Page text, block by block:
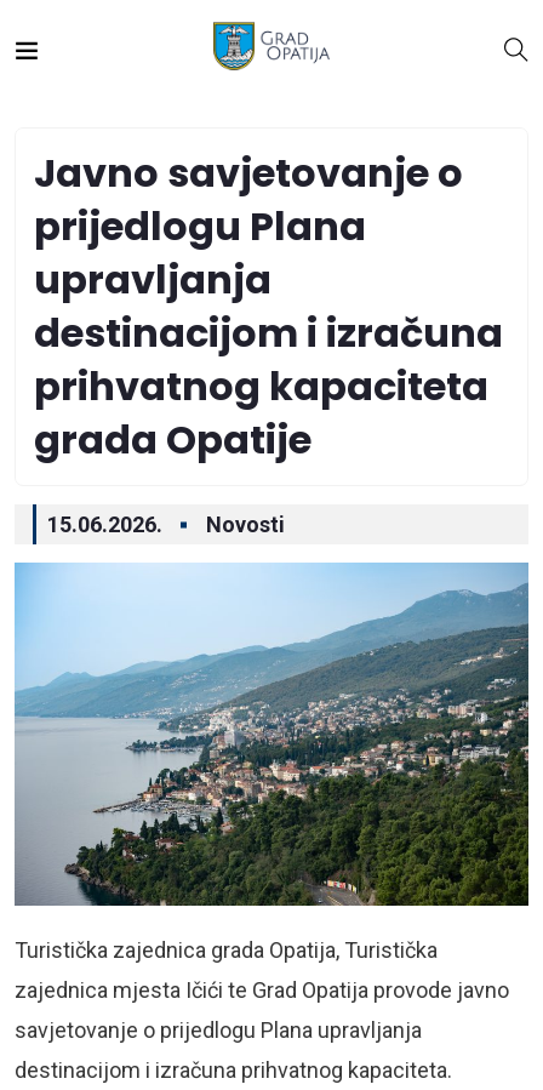
Javno savjetovanje o
prijedlogu Plana
upravljanja
destinacijom i izračuna
prihvatnog kapaciteta
grada Opatije
15.06.2026. Novosti
Turistička zajednica grada Opatija, Turistička
zajednica mjesta Ičići te Grad Opatija provode javno
savjetovanje o prijedlogu Plana upravljanja
destinacijom i izračuna prihvatnog kapaciteta.